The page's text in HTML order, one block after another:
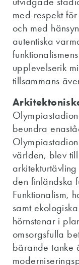
med respekt
och med
autentiska
upplevelserik
tillsammans
beundra
världen, blev
den finländska
Funktionalism,
samt
hörnstenar i
omsorgsfulla
bärande tanke